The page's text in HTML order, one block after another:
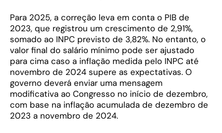
Para 2025, a correção leva em conta o PIB de
2023, que registrou um crescimento de 2,91%,
somado ao INPC previsto de 3,82%. No entanto, o
valor final do salário mínimo pode ser ajustado
para cima caso a inflação medida pelo INPC até
novembro de 2024 supere as expectativas. O
governo deverá enviar uma mensagem
modificativa ao Congresso no início de dezembro,
com base na inflação acumulada de dezembro de
2023 a novembro de 2024.